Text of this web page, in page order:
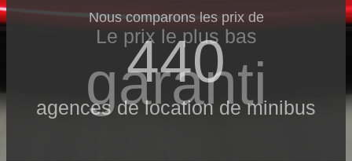
Nous comparons les prix de
440
agences de location de minibus
Le prix le​ plus bas
garanti